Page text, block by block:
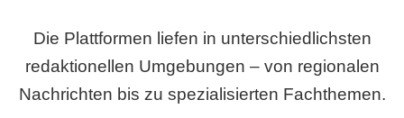
Die Plattformen liefen in unterschiedlichsten
redaktionellen Umgebungen – von regionalen
Nachrichten bis zu spezialisierten Fachthemen.